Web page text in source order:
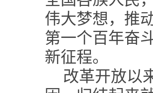
伟大梦想，推
第一个百年奋
新征程。
改革开放以